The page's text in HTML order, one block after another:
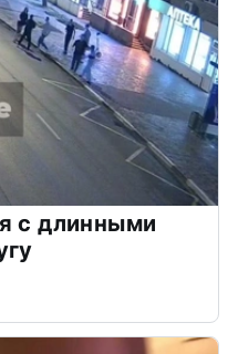
с длинными